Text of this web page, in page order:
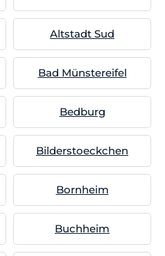
Altstadt Sud
Bad Münstereifel
Bedburg
Bilderstoeckchen
Bornheim
Buchheim